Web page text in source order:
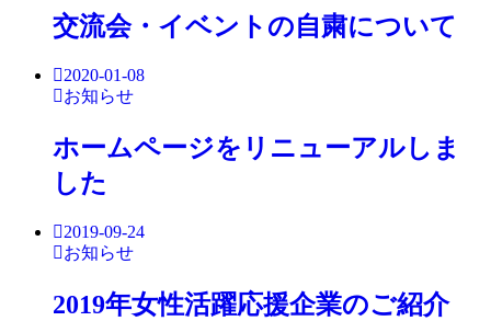
交流会・イベントの自粛について
2020-01-08
お知らせ
ホームページをリニューアルしま
した
2019-09-24
お知らせ
2019年女性活躍応援企業のご紹介